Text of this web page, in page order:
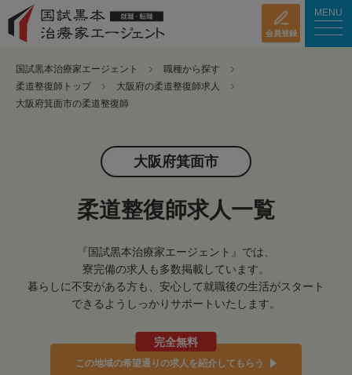
会員登録
MENU
国試黒本治療家エージェント
職種から探す
柔道整復師トップ
大阪府の柔道整復師求人
大阪府箕面市の柔道整復師
大阪府箕面市
柔道整復師求人一覧
『国試黒本治療家エージェント』では、
寮完備の求人も多数掲載しています。
暮らしに不安がある方も、安心して就職後の生活がスタート
できるようしっかりサポートいたします。
完全無料
この地域の希望通りの求人を紹介してもらう